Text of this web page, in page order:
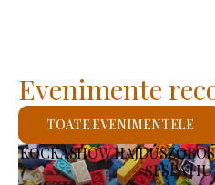
KOCKASHOW
ȘI SPAȚIU
Evenimente
TOATE EVENIMENTELE